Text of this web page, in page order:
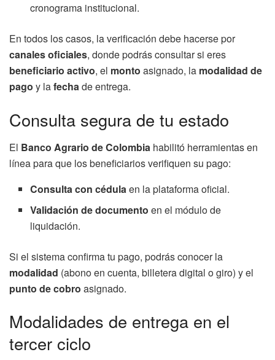
cronograma institucional.
En todos los casos, la verificación debe hacerse por
canales oficiales, donde podrás consultar si eres
beneficiario activo, el monto asignado, la modalidad de
pago y lafechade entrega.
Consulta segura de tu estado
El Banco Agrario de Colombia habilitó herramientas en
línea para que los beneficiarios verifiquen su pago:
Consulta con cédula en la plataforma oficial.
Validación de documento en el módulo de
liquidación.
Si el sistema confirma tu pago, podrás conocer la
modalidad (abono en cuenta, billetera digital o giro) y el
punto de cobro asignado.
Modalidades de entrega en el
tercer ciclo